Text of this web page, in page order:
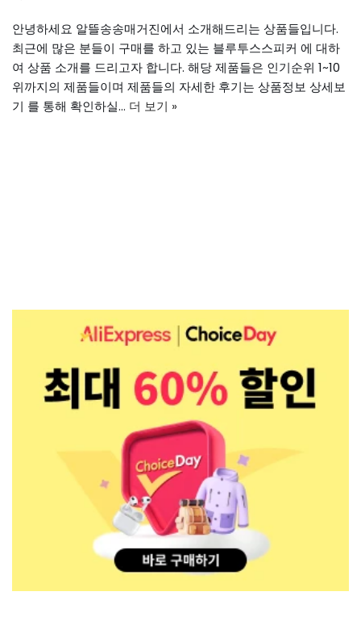
안녕하세요 알뜰송송매거진에서 소개해드리는 상품들입니다.
최근에 많은 분들이 구매를 하고 있는 블루투스스피커 에 대하
여 상품 소개를 드리고자 합니다. 해당 제품들은 인기순위 1~10
위까지의 제품들이며 제품들의 자세한 후기는 상품정보 상세보
기 를 통해 확인하실… 더 보기 »